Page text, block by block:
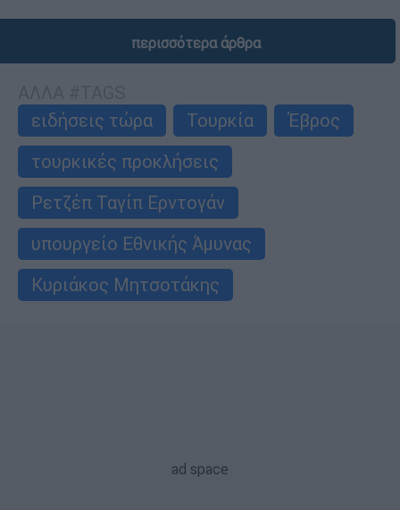
περισσότερα άρθρα
ειδήσεις τώρα
Τουρκία
Έβρος
τουρκικές προκλήσεις
Ρετζέπ Ταγίπ Ερντογάν
υπουργείο Εθνικής Άμυνας
Κυριάκος Μητσοτάκης